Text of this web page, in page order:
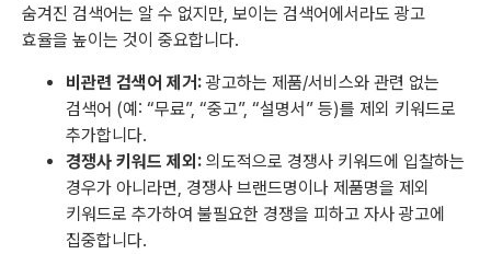
숨겨진 검색어는 알 수 없지만, 보이는 검색어에서라도 광고
효율을 높이는 것이 중요합니다.
비관련 검색어 제거:광고하는 제품/서비스와 관련 없는
검색어 (예: “무료”, “중고”, “설명서” 등)를 제외 키워드로
추가합니다.
경쟁사 키워드 제외: 의도적으로 경쟁사 키워드에 입찰하는
경우가 아니라면, 경쟁사 브랜드명이나 제품명을 제외
키워드로 추가하여 불필요한 경쟁을 피하고 자사 광고에
집중합니다.